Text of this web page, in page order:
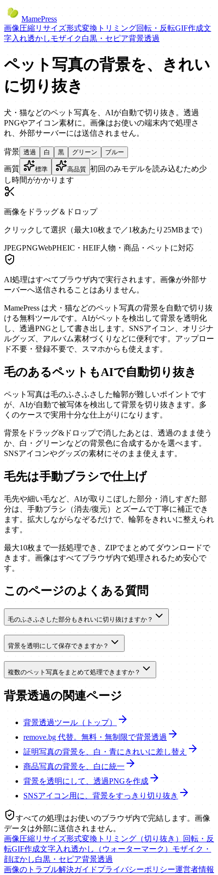
MamePress
画像圧縮リサイズ形式変換 トリミング回転・反転GIF作成文
字入れ透かしモザイク白黒・セピア背景透過
ペット写真の背景を、きれい
に切り抜き
犬・猫などのペット写真を、AIが自動で切り抜き。透過
PNGやアイコン素材に。画像はお使いの端末内で処理さ
れ、外部サーバーには送信されません。
背景 透過 白 黒 グリーン ブルー
画質 標準 高品質 初回のみモデルを読み込むため少
し時間がかかります
画像をドラッグ＆ドロップ
クリックして選択（最大10枚まで／1枚あたり 25MBまで）
JPEGPNGWebPHEIC・HEIF人物・商品・ペットに対応
AI処理はすべてブラウザ内で実行されます。画像が外部サ
ーバーへ送信されることはありません。
MamePress は犬・猫などのペット写真の背景を自動で切り抜
ける無料ツールです。AIがペットを検出して背景を透明化
し、透過PNGとして書き出します。SNSアイコン、オリジナ
ルグッズ、アルバム素材づくりなどに便利です。アップロー
ド不要・登録不要で、スマホからも使えます。
毛のあるペットもAIで自動切り抜き
ペット写真は毛のふさふさした輪郭が難しいポイントです
が、AIが自動で被写体を検出して背景を切り抜きます。多
くのケースで実用十分な仕上がりになります。
背景をドラッグ&ドロップで消したあとは、透過のまま使う
か、白・グリーンなどの背景色に合成するかを選べます。
SNSアイコンやグッズの素材にそのまま使えます。
毛先は手動ブラシで仕上げ
毛先や細い毛など、AIが取りこぼした部分・消しすぎた部
分は、手動ブラシ（消去/復元）とズームで丁寧に補正でき
ます。拡大しながらなぞるだけで、輪郭をきれいに整えられ
ます。
最大10枚まで一括処理でき、ZIPでまとめてダウンロードで
きます。画像はすべてブラウザ内で処理されるため安心で
す。
このページのよくある質問
毛のふさふさした部分もきれいに切り抜けますか？
背景を透明にして保存できますか？
複数のペット写真をまとめて処理できますか？
背景透過の関連ページ
背景透過ツール（トップ）
remove.bg 代替。無料・無制限で背景透過
証明写真の背景を、白・青にきれいに差し替え
商品写真の背景を、白に統一
背景を透明にして、透過PNGを作成
SNSアイコン用に、背景をすっきり切り抜き
すべての処理はお使いのブラウザ内で完結します。画像
データは外部に送信されません。
画像圧縮リサイズ形式変換 トリミング（切り抜き）
回転・反
転GIF作成文字入れ透かし（ウォーターマーク） モザイク・
顔ぼかし白黒・セピア背景透過
画像のトラブル解決ガイドプライバシーポリシー運営者情報